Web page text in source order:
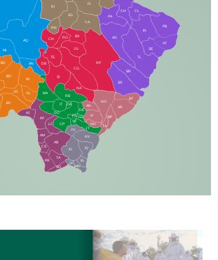
AQ
MI
AN
RI
FI
SG
BA
CA
PA
CH CL
PB
SE
TL
AG
BR
SR
BT
AR
RP
RO
JG
CG
SI
NA
TA
NH
JT
RB
MA
IT
DR
DO
CP
JU
NV
IQ
EL
BD
BO
NI
JD
BV
PP
AJ
LC
AM
AB
JP
DB
TE
CS
PR
TA
SQ
IG
MN
IN
NO
BP
RN
CN
GL
AN
IV
FS
VC
GD
DE
AT